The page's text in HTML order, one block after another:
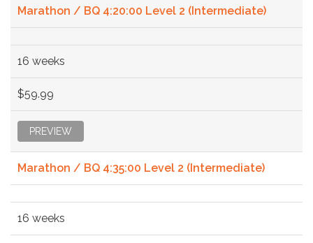
Marathon / BQ 4:20:00 Level 2 (Intermediate)
16 weeks
$59.99
PREVIEW
Marathon / BQ 4:35:00 Level 2 (Intermediate)
16 weeks